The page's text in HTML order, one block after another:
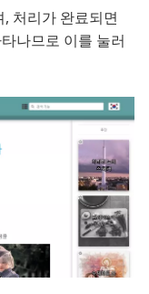
처리가 완료되면
나므로 이를 눌러